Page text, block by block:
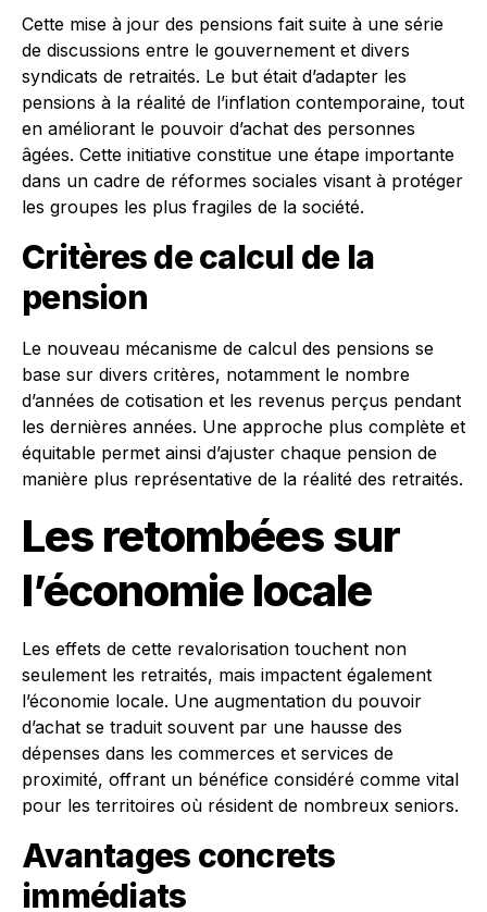
Cette mise à jour des pensions fait suite à une série
de discussions entre le gouvernement et divers
syndicats de retraités. Le but était d’adapter les
pensions à la réalité de l’inflation contemporaine, tout
en améliorant le pouvoir d’achat des personnes
âgées. Cette initiative constitue une étape importante
dans un cadre de réformes sociales visant à protéger
les groupes les plus fragiles de la société.
Critères de calcul de la
pension
Le nouveau mécanisme de calcul des pensions se
base sur divers critères, notamment le nombre
d’années de cotisation et les revenus perçus pendant
les dernières années. Une approche plus complète et
équitable permet ainsi d’ajuster chaque pension de
manière plus représentative de la réalité des retraités.
Les retombées sur
l’économie locale
Les effets de cette revalorisation touchent non
seulement les retraités, mais impactent également
l’économie locale. Une augmentation du pouvoir
d’achat se traduit souvent par une hausse des
dépenses dans les commerces et services de
proximité, offrant un bénéfice considéré comme vital
pour les territoires où résident de nombreux seniors.
Avantages concrets
immédiats